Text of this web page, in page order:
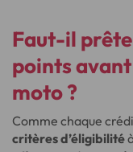
Faut-il
points
moto ?
Comme chaque
critères d’éligibilité